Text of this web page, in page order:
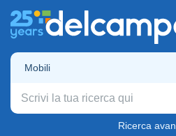
Mobili
Ricerca